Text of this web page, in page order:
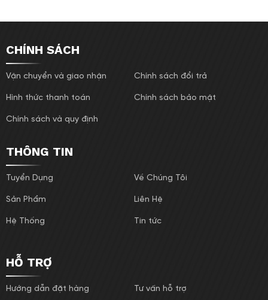
CHÍNH SÁCH
Vận chuyển và giao nhận Chính sách đổi trả
Hình thức thanh toán Chính sách bảo mật
Chính sách và quy định
THÔNG TIN
Tuyển Dụng Về Chúng Tôi
Sản Phẩm Liên Hệ
Hệ Thống Tin tức
HỖ TRỢ
Hướng dẫn đặt hàng Tư vấn hỗ trợ